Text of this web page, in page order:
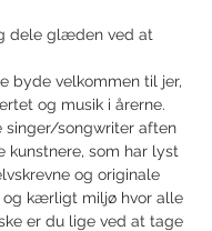
dele glæden ved at
byde velkommen til jer,
og musik i årerne.
singer/songwriter aften
kunstnere, som har lyst
og originale
og kærligt miljø hvor alle
er du lige ved at tage